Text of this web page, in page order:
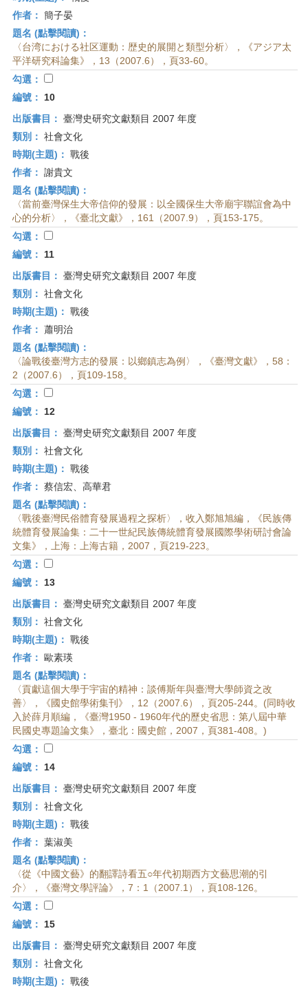
作者： 簡子晏
題名 (點擊閱讀)：
〈台湾における社区運動：歴史的展開と類型分析〉，《アジア太
平洋研究科論集》，13（2007.6），頁33-60。
勾選：
編號：
10
出版書目： 臺灣史研究文獻類目 2007 年度
類別： 社會文化
時期(主題)： 戰後
作者： 謝貴文
題名 (點擊閱讀)：
〈當前臺灣保生大帝信仰的發展：以全國保生大帝廟宇聯誼會為中
心的分析〉，《臺北文獻》，161（2007.9），頁153-175。
勾選：
編號：
11
出版書目： 臺灣史研究文獻類目 2007 年度
類別： 社會文化
時期(主題)： 戰後
作者： 蕭明治
題名 (點擊閱讀)：
〈論戰後臺灣方志的發展：以鄉鎮志為例〉，《臺灣文獻》，58：
2（2007.6），頁109-158。
勾選：
編號：
12
出版書目： 臺灣史研究文獻類目 2007 年度
類別： 社會文化
時期(主題)： 戰後
作者： 蔡信宏、高華君
題名 (點擊閱讀)：
〈戰後臺灣民俗體育發展過程之探析〉，收入鄭旭旭編，《民族傳
統體育發展論集：二十一世紀民族傳統體育發展國際學術研討會論
文集》，上海：上海古籍，2007，頁219-223。
勾選：
編號：
13
出版書目： 臺灣史研究文獻類目 2007 年度
類別： 社會文化
時期(主題)： 戰後
作者： 歐素瑛
題名 (點擊閱讀)：
〈貢獻這個大學于宇宙的精神：談傅斯年與臺灣大學師資之改
善〉，《國史館學術集刊》，12（2007.6），頁205-244。(同時收
入於薛月順編，《臺灣1950 - 1960年代的歷史省思：第八屆中華
民國史專題論文集》，臺北：國史館，2007，頁381-408。)
勾選：
編號：
14
出版書目： 臺灣史研究文獻類目 2007 年度
類別： 社會文化
時期(主題)： 戰後
作者： 葉淑美
題名 (點擊閱讀)：
〈從《中國文藝》的翻譯詩看五○年代初期西方文藝思潮的引
介〉，《臺灣文學評論》，7：1（2007.1），頁108-126。
勾選：
編號：
15
出版書目： 臺灣史研究文獻類目 2007 年度
類別： 社會文化
時期(主題)： 戰後